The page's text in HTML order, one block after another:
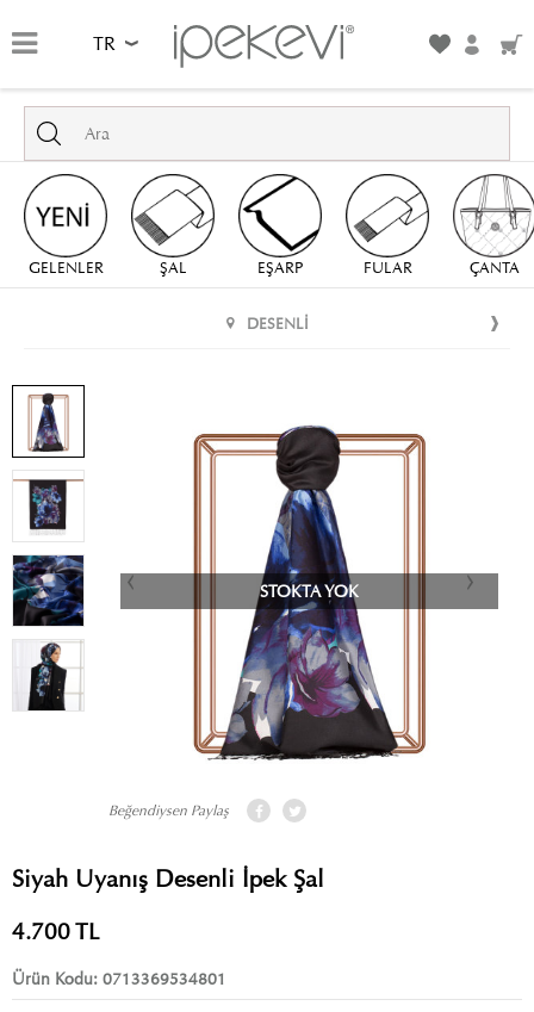
TR
GELENLER ŞAL EŞARP FULAR ÇANTA
DESENLI
STOKTA YOK
Beğendiysen Paylaş
Siyah Uyanış Desenli İpek Şal
4.700TL
Ürün Kodu: 0713369534801